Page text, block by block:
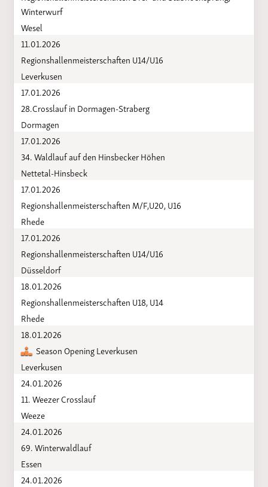
Winterwurf
Wesel
11.01.2026
Regionshallenmeisterschaften U14/U16
Leverkusen
17.01.2026
28.Crosslauf in Dormagen-Straberg
Dormagen
17.01.2026
34. Waldlauf auf den Hinsbecker Höhen
Nettetal-Hinsbeck
17.01.2026
Regionshallenmeisterschaften M/F,U20, U16
Rhede
17.01.2026
Regionshallenmeisterschaften U14/U16
Düsseldorf
18.01.2026
Regionshallenmeisterschaften U18, U14
Rhede
18.01.2026
Season Opening Leverkusen
Leverkusen
24.01.2026
11. Weezer Crosslauf
Weeze
24.01.2026
69. Winterwaldlauf
Essen
24.01.2026